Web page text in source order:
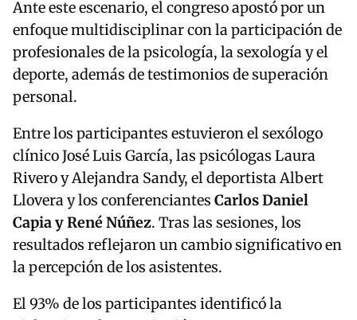
Ante este escenario, el congreso apostó por un
enfoque multidisciplinar con la participación de
profesionales de la psicología, la sexología y el
deporte, además de testimonios de superación
personal.
Entre los participantes estuvieron el sexólogo
clínico José Luis García, las psicólogas Laura
Rivero y Alejandra Sandy, el deportista Albert
Llovera y los conferenciantes Carlos Daniel
Capia y René Núñez. Tras las sesiones, los
resultados reflejaron un cambio significativo en
la percepción de los asistentes.
El 93% de los participantes identificó la